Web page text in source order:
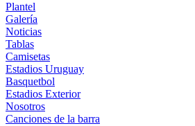
Plantel
Galería
Noticias
Tablas
Camisetas
Estadios Uruguay
Basquetbol
Estadios Exterior
Nosotros
Canciones de la barra